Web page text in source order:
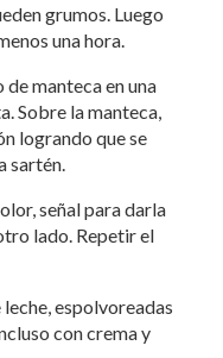
grumos. Luego
una hora.
manteca en una
Sobre la manteca,
logrando que se
sartén.
señal para darla
lado. Repetir el
espolvoreadas
con crema y